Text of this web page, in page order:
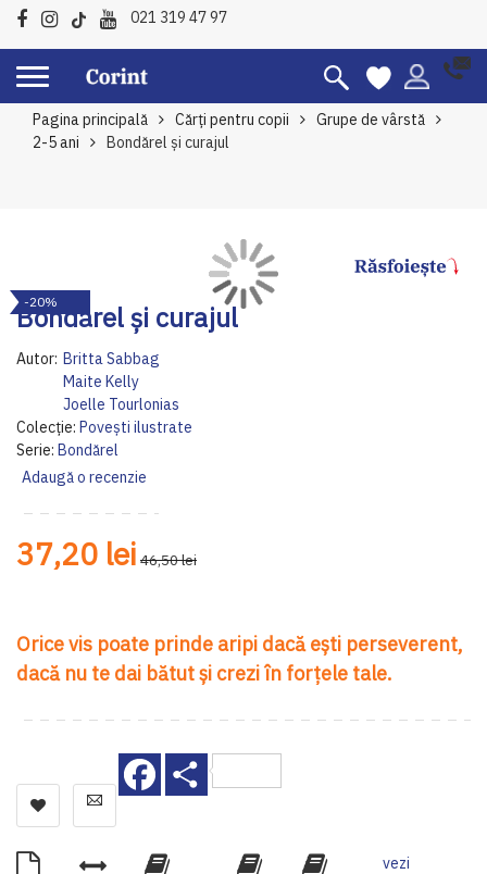
021 319 47 97
Pagina principală Cărți pentru copii
Grupe de vârstă
2-5 ani
Bondărel și curajul
Bondărel și curajul
Autor: Britta Sabbag
Maite Kelly
Joelle Tourlonias
Colecție: Povești ilustrate
Serie: Bondărel
Adaugă o recenzie
37,20 lei 46,50 lei
Orice vis poate prinde aripi dacă ești perseverent,
dacă nu te dai bătut și crezi în forțele tale.
Facebook
vezi
to
the
end
images
gallery
-20%